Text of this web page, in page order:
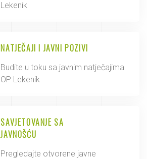
Lekenik
NATJEČAJI I JAVNI POZIVI
Budite u toku sa javnim natječajima
OP Lekenik
SAVJETOVANJE SA
JAVNOŠĆU
Pregledajte otvorene javne